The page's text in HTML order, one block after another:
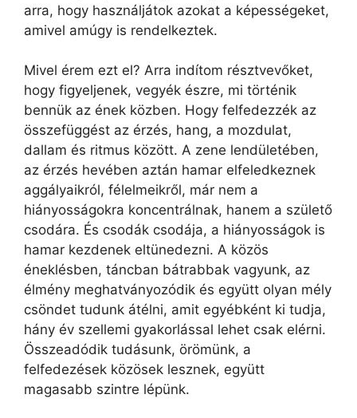
arra, hogy használjátok azokat a képességeket,
amivel amúgy is rendelkeztek.
Mivel érem ezt el? Arra indítom résztvevőket,
hogy figyeljenek, vegyék észre, mi történik
bennük az ének közben. Hogy felfedezzék az
összefüggést az érzés, hang, a mozdulat,
dallam és ritmus között. A zene lendületében,
az érzés hevében aztán hamar elfeledkeznek
aggályaikról, félelmeikről, már nem a
hiányosságokra koncentrálnak, hanem a születő
csodára. És csodák csodája, a hiányosságok is
hamar kezdenek eltünedezni. A közös
éneklésben, táncban bátrabbak vagyunk, az
élmény meghatványozódik és együtt olyan mély
csöndet tudunk átélni, amit egyébként ki tudja,
hány év szellemi gyakorlással lehet csak elérni.
Összeadódik tudásunk, örömünk, a
felfedezések közösek lesznek, együtt
magasabb szintre lépünk.